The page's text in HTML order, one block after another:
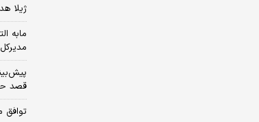
ژیلا
مابه
قصد
توافق مهم در جده/ ۳